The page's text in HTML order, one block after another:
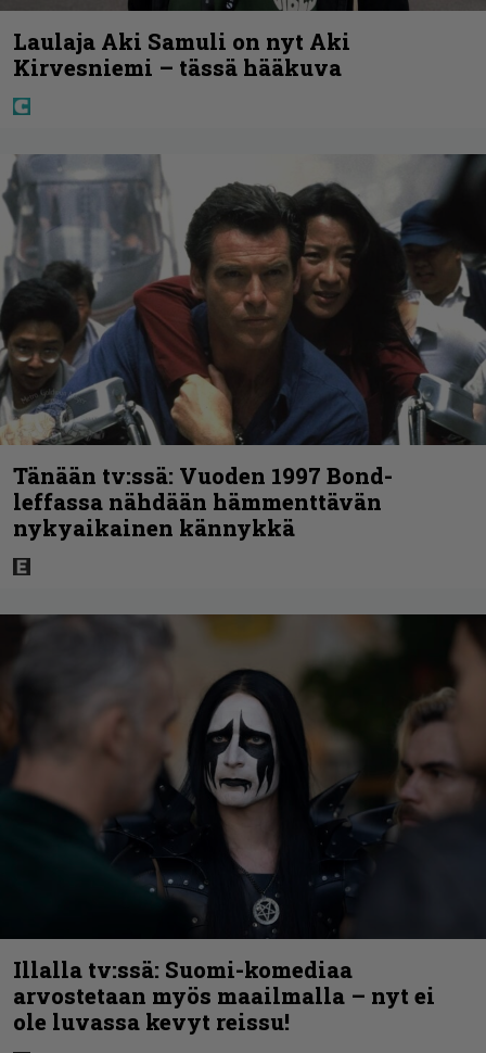
Laulaja Aki Samuli on nyt Aki
Kirvesniemi – tässä hääkuva
Tänään tv:ssä: Vuoden 1997 Bond-
leffassa nähdään hämmenttävän
nykyaikainen kännykkä
Illalla tv:ssä: Suomi-komediaa
arvostetaan myös maailmalla – nyt ei
ole luvassa kevyt reissu!